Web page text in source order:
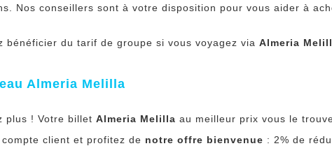
Nos conseillers sont à votre disposition pour vous aider à
bénéficier du tarif de groupe si vous voyagez viaAlmeria
Almeria Melilla
plus ! Votre billetAlmeria Melilla au meilleur prix vous le
client et profitez de notre offre bienvenue : 2% de